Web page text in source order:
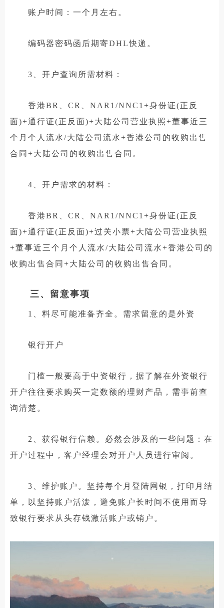
账户时间：一个月左右。
编码器密码函后期寄DHL快递。
3、开户查询所需材料：
香港BR、CR、NAR1/NNC1+身份证(正反
面)+通行证(正反面)+大陆公司营业执照+董事近三
个月个人流水/大陆公司流水+香港公司的收购出售
合同+大陆公司的收购出售合同。
4、开户需求的材料：
香港BR、CR、NAR1/NNC1+身份证(正反
面)+通行证(正反面)+过关小票+大陆公司营业执照
+董事近三个月个人流水/大陆公司流水+香港公司的
收购出售合同+大陆公司的收购出售合同。
三、留意事项
1、料尽可能准备齐全。需求留意的是外资
银行开户
门槛一般要高于中资银行，据了解在外资银行
开户往往要求购买一定数额的理财产品，需事前查
询清楚。
2、获得银行信赖。必然会涉及的一些问题：在
开户过程中，客户经理会对开户人员进行审阅。
3、维护账户。坚持每个月登陆网银，打印月结
单，以坚持账户活泼，避免账户长时间不使用而导
致银行要求从头存钱激活账户或销户。